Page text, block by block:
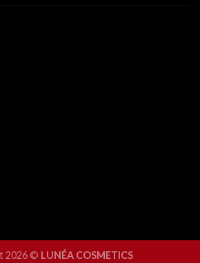
2026 © LUNÉA COSMETICS